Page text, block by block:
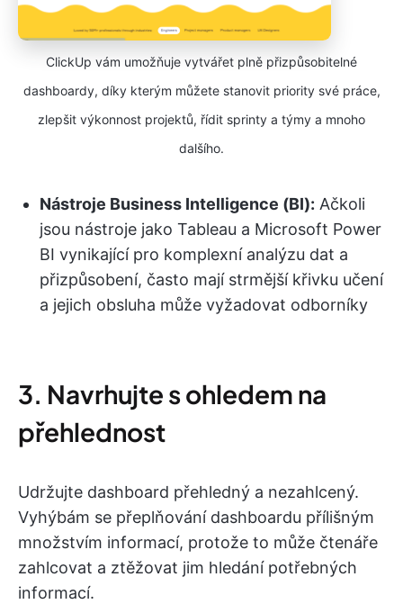
ClickUp vám umožňuje vytvářet plně přizpůsobitelné
dashboardy, díky kterým můžete stanovit priority své práce,
zlepšit výkonnost projektů, řídit sprinty a týmy a mnoho
dalšího.
Nástroje Business Intelligence (BI): Ačkoli
jsou nástroje jako Tableau a Microsoft Power
BI vynikající pro komplexní analýzu dat a
přizpůsobení, často mají strmější křivku učení
a jejich obsluha může vyžadovat odborníky
3. Navrhujte s ohledem na
přehlednost
Udržujte dashboard přehledný a nezahlcený.
Vyhýbám se přeplňování dashboardu přílišným
množstvím informací, protože to může čtenáře
zahlcovat a ztěžovat jim hledání potřebných
informací.